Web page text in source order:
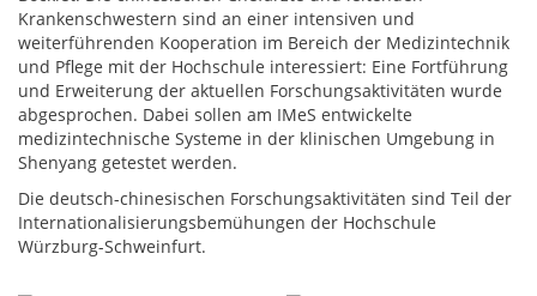
Krankenschwestern sind an einer intensiven und
weiterführenden Kooperation im Bereich der Medizintechnik
und Pflege mit der Hochschule interessiert: Eine Fortführung
und Erweiterung der aktuellen Forschungsaktivitäten wurde
abgesprochen. Dabei sollen am IMeS entwickelte
medizintechnische Systeme in der klinischen Umgebung in
Shenyang getestet werden.
Die deutsch-chinesischen Forschungsaktivitäten sind Teil der
Internationalisierungsbemühungen der Hochschule
Würzburg-Schweinfurt.